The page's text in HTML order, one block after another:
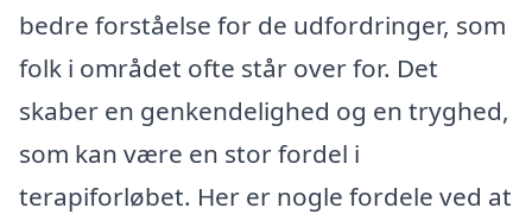
bedre forståelse for de udfordringer, som
folk i området ofte står over for. Det
skaber en genkendelighed og en tryghed,
som kan være en stor fordel i
terapiforløbet. Her er nogle fordele ved at